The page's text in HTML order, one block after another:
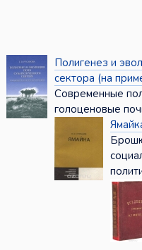
Полигенез и
сектора (на
Современные
голоценовые